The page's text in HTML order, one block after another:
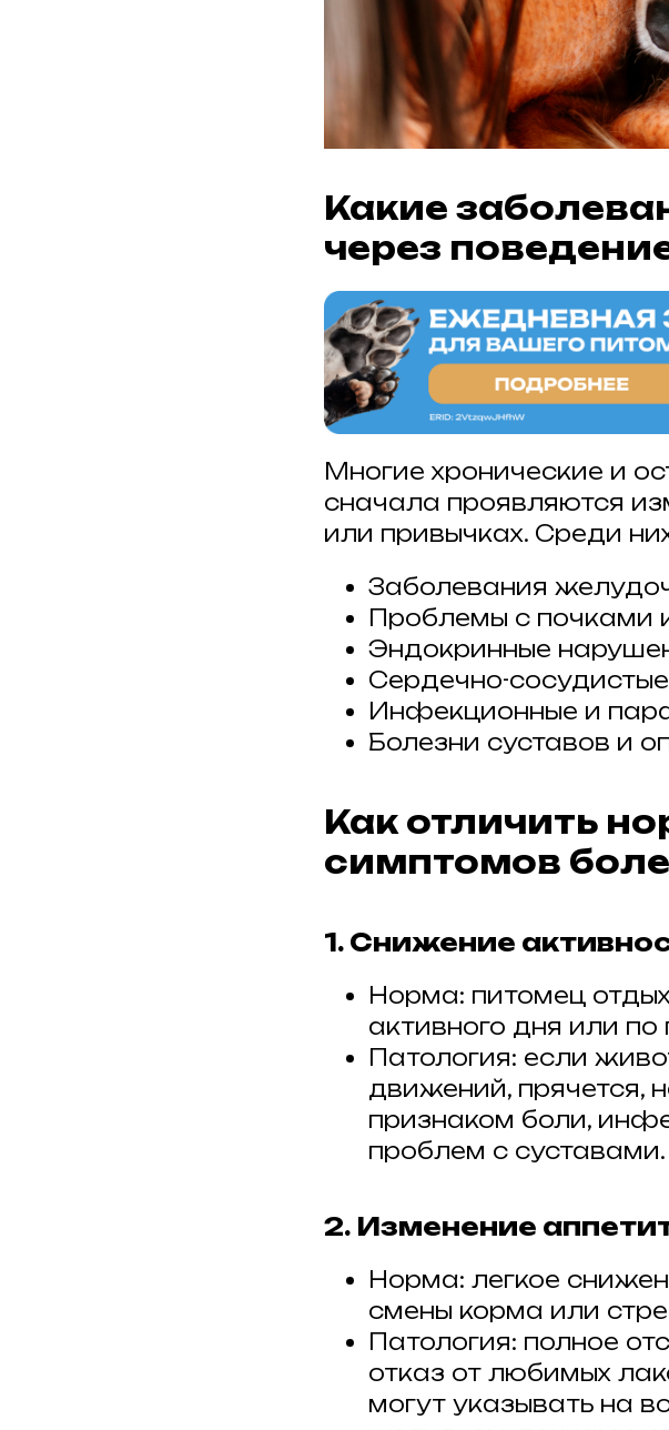
Какие
через
Многие хронические и
сначала проявляются
или привычках. Среди
Заболевания
Проблемы с почками
Эндокринные
Сердечно-
Инфекционные и
Болезни суставов и
Как отличить
симптомов
1. Снижение
Норма: питомец
активного дня или
Патология: если
движений, прячется,
признаком боли,
проблем с суставами.
2. Изменение
Норма: легкое
смены корма или
Патология: полное
отказ от любимых
могут указывать на